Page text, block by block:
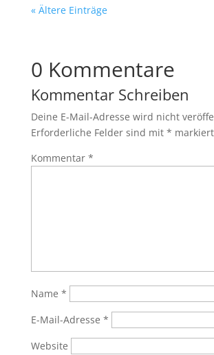
« Ältere Einträge
0 Kommentare
Kommentar Schreiben
Deine E-Mail-Adresse wird nicht
Erforderliche Felder sind mit * markiert
Kommentar *
Name *
E-Mail-Adresse *
Website